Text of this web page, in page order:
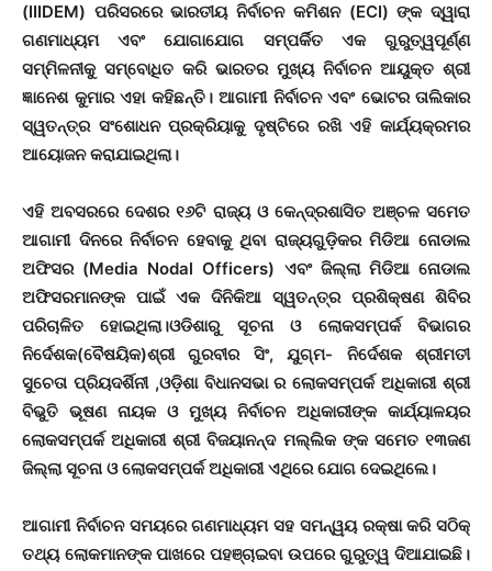
(IIIDEM) ପରିସରରେ ଭାରତୀୟ ନିର୍ବାଚନ କମିଶନ (ECI) ଙ୍କ ଦ୍ୱାରା
ଗଣମାଧ୍ୟମ ଏବଂ ଯୋଗାଯୋଗ ସମ୍ପର୍କିତ ଏକ ଗୁରୁତ୍ୱପୂର୍ଣ୍ଣ
ସମ୍ମିଳନୀକୁ ସମ୍ବୋଧିତ କରି ଭାରତର ମୁଖ୍ୟ ନିର୍ବାଚନ ଆୟୁକ୍ତ ଶ୍ରୀ
ଜ୍ଞାନେଶ କୁମାର ଏହା କହିଛନ୍ତି। ଆଗାମୀ ନିର୍ବାଚନ ଏବଂ ଭୋଟର ତାଲିକାର
ସ୍ୱତନ୍ତ୍ର ସଂଶୋଧନ ପ୍ରକ୍ରିୟାକୁ ଦୃଷ୍ଟିରେ ରଖି ଏହି କାର୍ଯ୍ୟକ୍ରମର
ଆୟୋଜନ କରାଯାଇଥିଲା।
ଏହି ଅବସରରେ ଦେଶର ୧୬ଟି ରାଜ୍ୟ ଓ କେନ୍ଦ୍ରଶାସିତ ଅଞ୍ଚଳ ସମେତ
ଆଗାମୀ ଦିନରେ ନିର୍ବାଚନ ହେବାକୁ ଥିବା ରାଜ୍ୟଗୁଡ଼ିକର ମିଡିଆ ନୋଡାଲ
ଅଫିସର (Media Nodal Officers) ଏବଂ ଜିଲ୍ଲା ମିଡିଆ ନୋଡାଲ
ଅଫିସରମାନଙ୍କ ପାଇଁ ଏକ ଦିନିକିଆ ସ୍ୱତନ୍ତ୍ର ପ୍ରଶିକ୍ଷଣ ଶିବିର
ପରିଚାଳିତ ହୋଇଥିଲା।ଓଡିଶାରୁ ସୂଚନା ଓ ଲୋକସମ୍ପର୍କ ବିଭାଗର
ନିର୍ଦେଶକ(ବୈଷୟିକ)ଶ୍ରୀ ଗୁରବୀର ସିଂ, ଯୁଗ୍ମ- ନିର୍ଦେଶକ ଶ୍ରୀମତୀ
ସୁଚେତା ପ୍ରିୟଦର୍ଶିନୀ ,ଓଡ଼ିଶା ବିଧାନସଭା ର ଲୋକସମ୍ପର୍କ ଅଧିକାରୀ ଶ୍ରୀ
ବିଭୁତି ଭୂଷଣ ନାୟକ ଓ ମୁଖ୍ୟ ନିର୍ବାଚନ ଅଧିକାରୀଙ୍କ କାର୍ଯ୍ୟାଳୟର
ଲୋକସମ୍ପର୍କ ଅଧିକାରୀ ଶ୍ରୀ ବିଜୟାନନ୍ଦ ମଲ୍ଲିକ ଙ୍କ ସମେତ ୧୩ଜଣ
ଜିଲ୍ଲା ସୂଚନା ଓ ଲୋକସମ୍ପର୍କ ଅଧିକାରୀ ଏଥିରେ ଯୋଗ ଦେଇଥିଲେ।
ଆଗାମୀ ନିର୍ବାଚନ ସମୟରେ ଗଣମାଧ୍ୟମ ସହ ସମନ୍ୱୟ ରକ୍ଷା କରି ସଠିକ୍
ତଥ୍ୟ ଲୋକମାନଙ୍କ ପାଖରେ ପହଞ୍ଚାଇବା ଉପରେ ଗୁରୁତ୍ୱ ଦିଆଯାଇଛି।